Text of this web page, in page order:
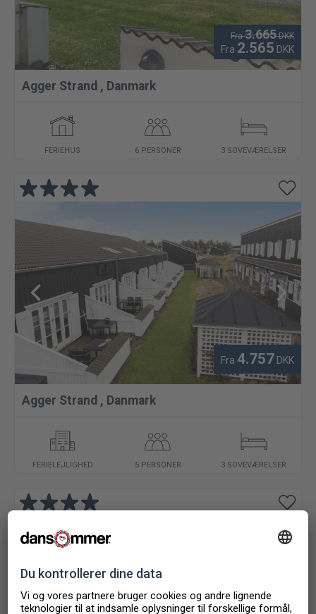
Fra3.665 DKK
Fra 2.565 DKK
Agger Strand , Danmark
FERIEHUS 6 PERSONER 3 SOVEVÆRELSER
Fra 4.757 DKK
Agger Strand , Danmark
FERIELEJLIGHED 5 PERSONER 3 SOVEVÆRELSER